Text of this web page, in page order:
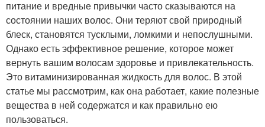
питание и вредные привычки часто сказываются на
состоянии наших волос. Они теряют свой природный
блеск, становятся тусклыми, ломкими и непослушными.
Однако есть эффективное решение, которое может
вернуть вашим волосам здоровье и привлекательность.
Это витаминизированная жидкость для волос. В этой
статье мы рассмотрим, как она работает, какие полезные
вещества в ней содержатся и как правильно ею
пользоваться.